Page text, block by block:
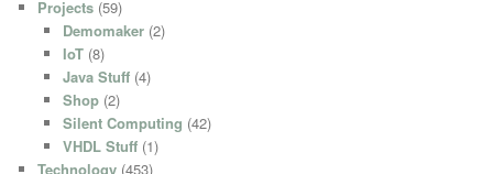
Projects (59)
Demomaker(2)
IoT(8)
Java Stuff(4)
Shop(2)
Silent Computing (42)
VHDL Stuff(1)
Technology (453)